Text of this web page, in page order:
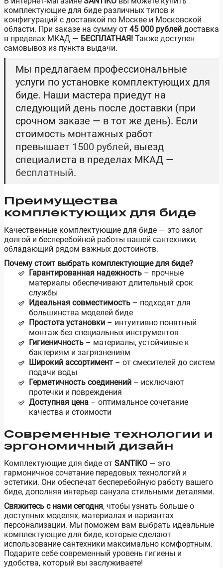
комплектующие для биде различных типов и
конфигураций с доставкой по Москве и Московской
области. При заказе на сумму от 45 000 рублей доставка
в пределах МКАД — БЕСПЛАТНАЯ! Также доступен
самовывоз из пункта выдачи.
Мы предлагаем профессиональные
услуги по установке комплектующих для
биде. Наши мастера приедут на
следующий день после доставки (при
срочном заказе — в тот же день). Если
стоимость монтажных работ
превышает 1500 рублей, выезд
специалиста в пределах МКАД —
бесплатный.
Преимущества
комплектующих для биде
Качественные комплектующие для биде — это залог
долгой и бесперебойной работы вашей сантехники,
обладающий рядом важных достоинств.
Почему стоит выбрать комплектующие для биде?
Гарантированная надежность – прочные
материалы обеспечивают длительный срок
службы
Идеальная совместимость – подходят для
большинства моделей биде
Простота установки – интуитивно понятный
монтаж без специальных инструментов
Гигиеничность – материалы, устойчивые к
бактериям и загрязнениям
Широкий ассортимент – от смесителей до систем
подачи воды
Герметичность соединений – исключают
протечки и повреждения
Доступная цена – оптимальное сочетание
качества и стоимости
Современные технологии и
эргономичный дизайн
Комплектующие для биде от SANTIKO — это
гармоничное сочетание передовых технологий и
эстетики. Они обеспечат бесперебойную работу вашего
биде, дополняя интерьер санузла стильными деталями.
Свяжитесь с нами сегодня, чтобы узнать больше о
доступных моделях, материалах и вариантах
персонализации. Мы поможем вам выбрать идеальные
комплектующие для биде, которые сделают
использование сантехники максимально комфортным.
Подарите себе современный уровень гигиены и
удобства, который вы заслуживаете!